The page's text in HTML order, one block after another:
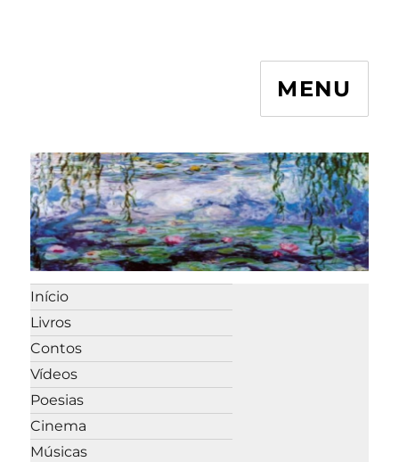
MENU
Início
Livros
Contos
Vídeos
Poesias
Cinema
Músicas